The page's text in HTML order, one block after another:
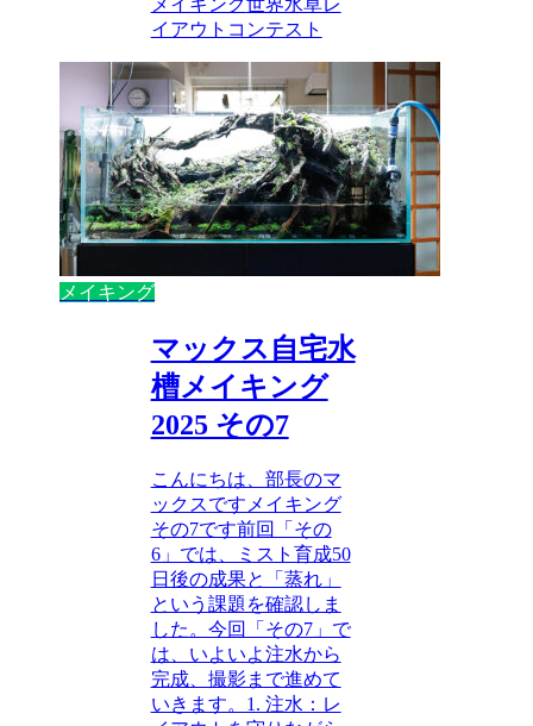
メイキング世界水草レ
イアウトコンテスト
メイキング
マックス自宅水
槽メイキング
2025 その7
こんにちは、部長のマ
ックスですメイキング
その7です前回「その
6」では、ミスト育成50
日後の成果と「蒸れ」
という課題を確認しま
した。今回「その7」で
は、いよいよ注水から
完成、撮影まで進めて
いきます。1. 注水：レ